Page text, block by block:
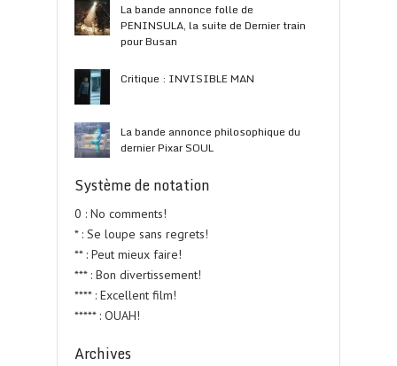
La bande annonce folle de
PENINSULA, la suite de Dernier train
pour Busan
Critique : INVISIBLE MAN
La bande annonce philosophique du
dernier Pixar SOUL
Système de notation
0 : No comments!
* : Se loupe sans regrets!
** : Peut mieux faire!
*** : Bon divertissement!
**** : Excellent film!
***** : OUAH!
Archives